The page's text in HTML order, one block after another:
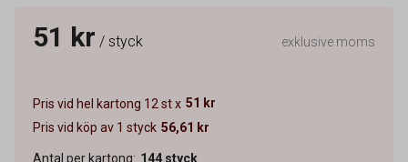
51 kr / styck exklusive moms
Pris vid hel kartong 12 st x 51 kr
Pris vid köp av 1 styck 56,61 kr
Antal per kartong: 144 styck